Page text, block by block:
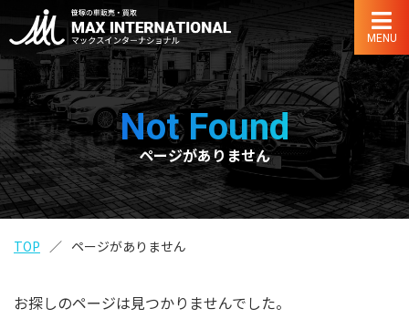
MENU
Not Found
ページがありません
TOP ページがありません
お探しのページは見つかりませんでした。